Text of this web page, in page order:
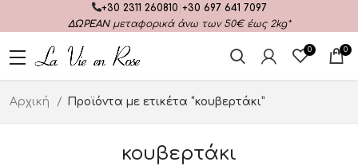
+30 2311 260810 +30 697 641 7097
ΔΩΡΕΑΝμεταφορικά άνω των 50€ έως 2kg*
0 0
Αρχική Προϊόντα με ετικέτα “κουβερτάκι”
κουβερτάκι